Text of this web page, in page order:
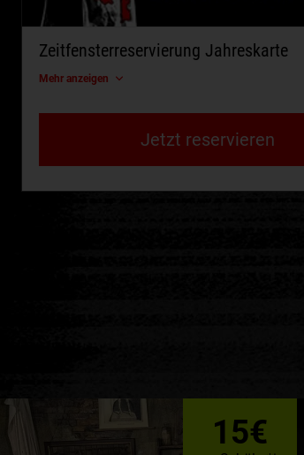
Zeitfensterreservierung Jahreskarte
Mehr anzeigen
Jetzt reservieren
15€